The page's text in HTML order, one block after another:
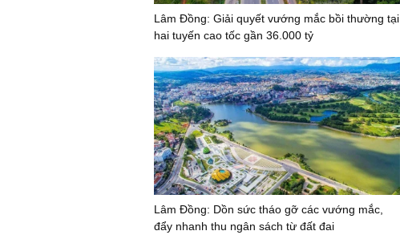
Lâm Đồng: Giải quyết vướng mắc bồi thường tại
hai tuyến cao tốc gần 36.000 tỷ
Lâm Đồng: Dồn sức tháo gỡ các vướng mắc,
đẩy nhanh thu ngân sách từ đất đai